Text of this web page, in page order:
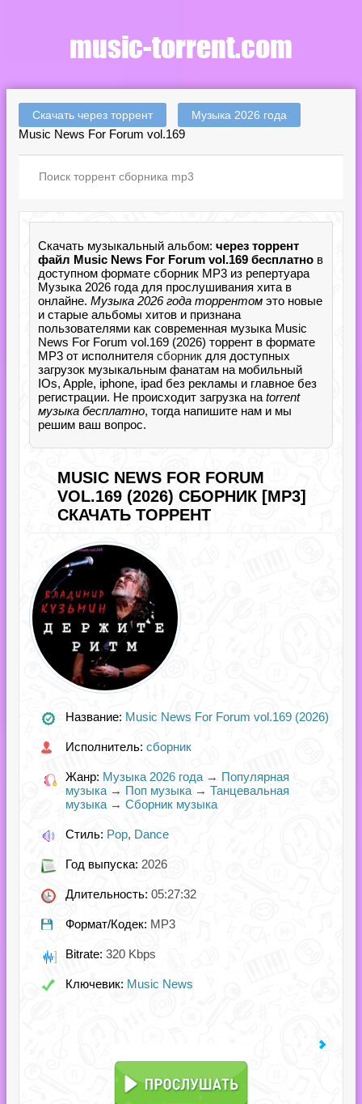
Скачать через торрент Музыка 2026 года
Music News For Forum vol.169
Скачать музыкальный альбом: через торрент
файл Music News For Forum vol.169 бесплатно в
доступном формате сборник MP3 из репертуара
Музыка 2026 года для прослушивания хита в
онлайне. Музыка 2026 года торрентом это новые
и старые альбомы хитов и признана
пользователями как современная музыка Music
News For Forum vol.169 (2026) торрент в формате
MP3 от исполнителя сборник для доступных
загрузок музыкальным фанатам на мобильный
IOs, Apple, iphone, ipad без рекламы и главное без
регистрации. Не происходит загрузка на torrent
музыка бесплатно, тогда напишите нам и мы
решим ваш вопрос.
MUSIC NEWS FOR FORUM
VOL.169 (2026) СБОРНИК [MP3]
СКАЧАТЬ ТОРРЕНТ
Название: Music News For Forum vol.169 (2026)
Исполнитель: сборник
Жанр: Музыка 2026 года → Популярная
музыка → Поп музыка → Танцевальная
музыка → Сборник музыка
Стиль: Pop, Dance
Год выпуска: 2026
Длительность: 05:27:32
Формат/Кодек: MP3
Bitrate: 320 Kbps
Ключевик: Music News